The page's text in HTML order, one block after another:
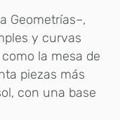
Geometrías–,
y curvas
la mesa de
piezas más
con una base